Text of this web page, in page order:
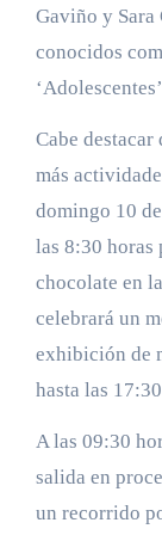
Gaviño y Sara
conocidos
Cabe
más
domingo 10
las 8:30 horas
chocolate en
celebrará un
exhibición de
hasta las
A las 09:30
salida en
un recorrido